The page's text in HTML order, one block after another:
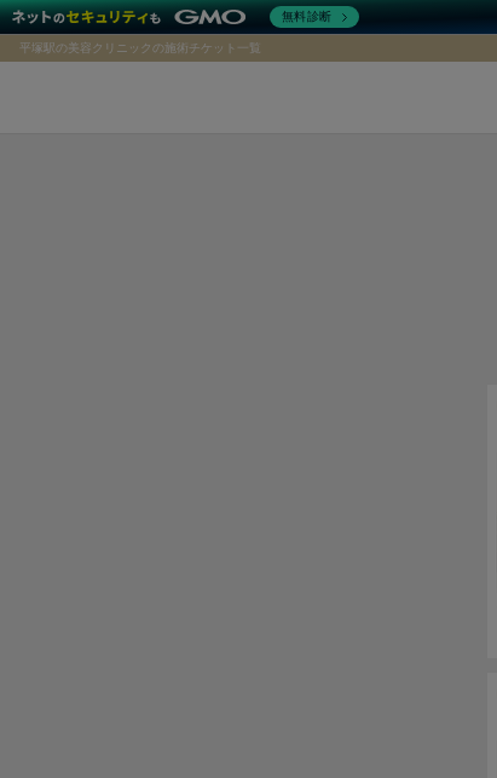
平塚駅の美容クリニックの施術チケット一覧
無料診断